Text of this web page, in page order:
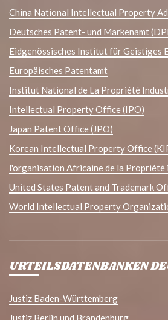
China National Intellectual Property
Deutsches Patent- und Markenamt
Eidgenössisches Institut für Geistiges
Europäisches Patentamt
Institut National de La Propriété
Intellectual Property Office (IPO)
Japan Patent Office (JPO)
Korean Intellectual Property Office
l'organisation Africaine de la
United States Patent and Trademark
World Intellectual Property
URTEILSDATENBANKEN
Justiz Baden-Württemberg